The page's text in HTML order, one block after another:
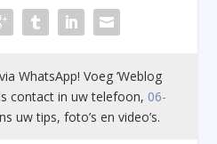
WhatsApp! Voeg ’Weblog
contact in uw telefoon, 06-
uw tips, foto’s en video’s.